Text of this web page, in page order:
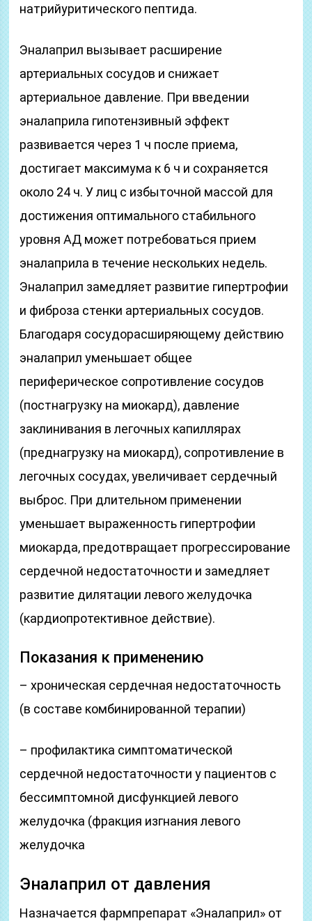
натрийуритического пептида.
Эналаприл вызывает расширение
артериальных сосудов и снижает
артериальное давление. При введении
эналаприла гипотензивный эффект
развивается через 1 ч после приема,
достигает максимума к 6 ч и сохраняется
около 24 ч. У лиц с избыточной массой для
достижения оптимального стабильного
уровня АД может потребоваться прием
эналаприла в течение нескольких недель.
Эналаприл замедляет развитие гипертрофии
и фиброза стенки артериальных сосудов.
Благодаря сосудорасширяющему действию
эналаприл уменьшает общее
периферическое сопротивление сосудов
(постнагрузку на миокард), давление
заклинивания в легочных капиллярах
(преднагрузку на миокард), сопротивление в
легочных сосудах, увеличивает сердечный
выброс. При длительном применении
уменьшает выраженность гипертрофии
миокарда, предотвращает прогрессирование
сердечной недостаточности и замедляет
развитие дилятации левого желудочка
(кардиопротективное действие).
Показания к применению
– хроническая сердечная недостаточность
(в составе комбинированной терапии)
– профилактика симптоматической
ceрдeчнoй нeдocтaтoчнocти у пациентов с
бессимптомной дисфункцией левого
желудочка (фракция изгнания левого
желудочка
Эналаприл от давления
Назначается фармпрепарат «Эналаприл» от